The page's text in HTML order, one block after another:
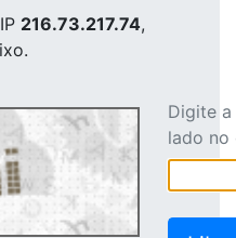
216.73.217.74,
Digite
lado no